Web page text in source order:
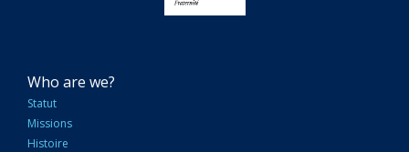
NAVIGATION
PRINCIPALE
Who are we?
Statut
Missions
Histoire